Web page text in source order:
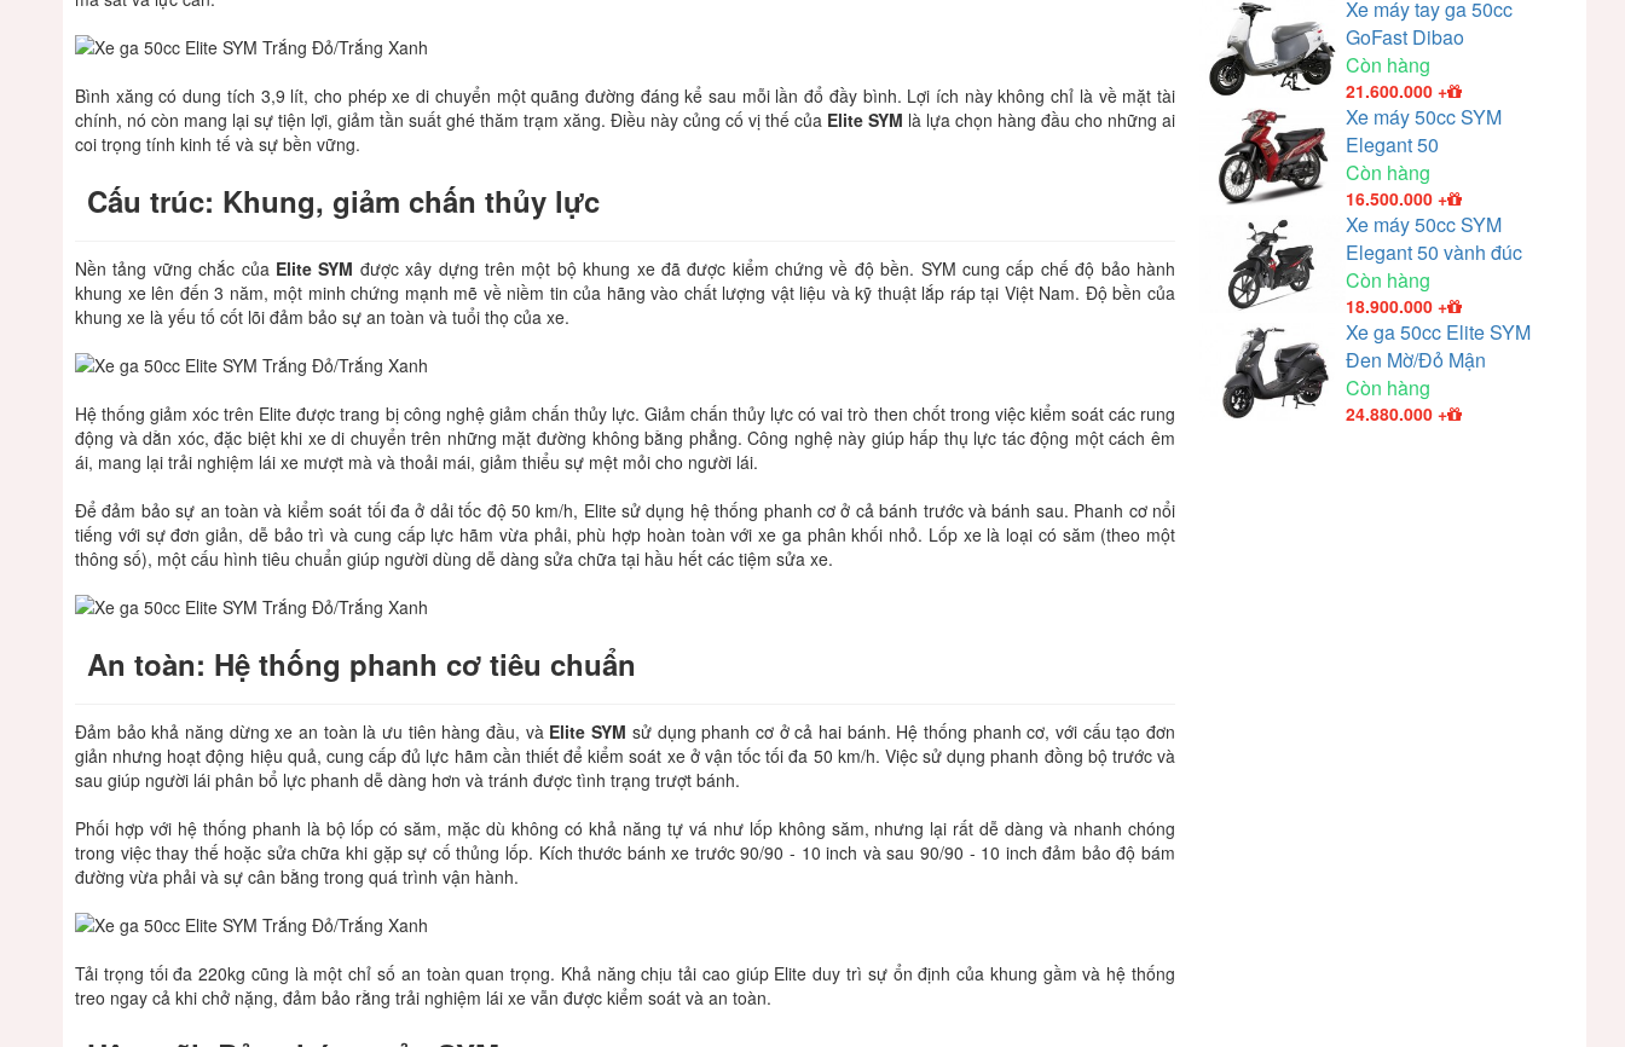
Bình xăng có dung tích 3,9 lít, cho phép xe di chuyển một quãng đường đáng kể sau mỗi lần đổ đầy bình. Lợi ích này không chỉ là về mặt tài
chính, nó còn mang lại sự tiện lợi, giảm tần suất ghé thăm trạm xăng. Điều này củng cố vị thế của Elite SYM là lựa chọn hàng đầu cho những ai
coi trọng tính kinh tế và sự bền vững.
Cấu trúc: Khung, giảm chấn thủy lực
Nền tảng vững chắc củaElite SYM được xây dựng trên một bộ khung xe đã được kiểm chứng về độ bền. SYM cung cấp chế độ bảo hành
khung xe lên đến 3 năm, một minh chứng mạnh mẽ về niềm tin của hãng vào chất lượng vật liệu và kỹ thuật lắp ráp tại Việt Nam. Độ bền của
khung xe là yếu tố cốt lõi đảm bảo sự an toàn và tuổi thọ của xe.
Hệ thống giảm xóc trên Elite được trang bị công nghệ giảm chấn thủy lực. Giảm chấn thủy lực có vai trò then chốt trong việc kiểm soát các rung
động và dằn xóc, đặc biệt khi xe di chuyển trên những mặt đường không bằng phẳng. Công nghệ này giúp hấp thụ lực tác động một cách êm
ái, mang lại trải nghiệm lái xe mượt mà và thoải mái, giảm thiểu sự mệt mỏi cho người lái.
Để đảm bảo sự an toàn và kiểm soát tối đa ở dải tốc độ 50 km/h, Elite sử dụng hệ thống phanh cơ ở cả bánh trước và bánh sau. Phanh cơ nổi
tiếng với sự đơn giản, dễ bảo trì và cung cấp lực hãm vừa phải, phù hợp hoàn toàn với xe ga phân khối nhỏ. Lốp xe là loại có săm (theo một
thông số), một cấu hình tiêu chuẩn giúp người dùng dễ dàng sửa chữa tại hầu hết các tiệm sửa xe.
An toàn: Hệ thống phanh cơ tiêu chuẩn
Đảm bảo khả năng dừng xe an toàn là ưu tiên hàng đầu, và Elite SYM sử dụng phanh cơ ở cả hai bánh. Hệ thống phanh cơ, với cấu tạo đơn
giản nhưng hoạt động hiệu quả, cung cấp đủ lực hãm cần thiết để kiểm soát xe ở vận tốc tối đa 50 km/h. Việc sử dụng phanh đồng bộ trước và
sau giúp người lái phân bổ lực phanh dễ dàng hơn và tránh được tình trạng trượt bánh.
Phối hợp với hệ thống phanh là bộ lốp có săm, mặc dù không có khả năng tự vá như lốp không săm, nhưng lại rất dễ dàng và nhanh chóng
trong việc thay thế hoặc sửa chữa khi gặp sự cố thủng lốp. Kích thước bánh xe trước 90/90 - 10 inch và sau 90/90 - 10 inch đảm bảo độ bám
đường vừa phải và sự cân bằng trong quá trình vận hành.
Tải trọng tối đa 220kg cũng là một chỉ số an toàn quan trọng. Khả năng chịu tải cao giúp Elite duy trì sự ổn định của khung gầm và hệ thống
treo ngay cả khi chở nặng, đảm bảo rằng trải nghiệm lái xe vẫn được kiểm soát và an toàn.
Xe máy tay ga 50cc
GoFast Dibao
Còn hàng
21.600.000 +
Xe máy 50cc SYM
Elegant 50
Còn hàng
16.500.000 +
Xe máy 50cc SYM
Elegant 50 vành đúc
Còn hàng
18.900.000 +
Xe ga 50cc Elite SYM
Đen Mờ/Đỏ Mận
Còn hàng
24.880.000 +